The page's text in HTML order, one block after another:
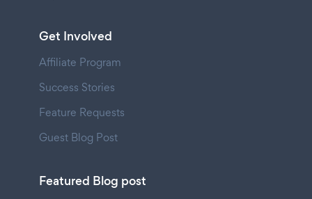
Get Involved
Affiliate Program
Success Stories
Feature Requests
Guest Blog Post
Featured Blog post